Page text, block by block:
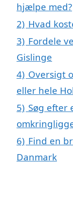
hjælpe med?
2) Hvad
3) Fordele
Gislinge
4) Oversigt
eller hele
5) Søg efter
6) Find en
Danmark